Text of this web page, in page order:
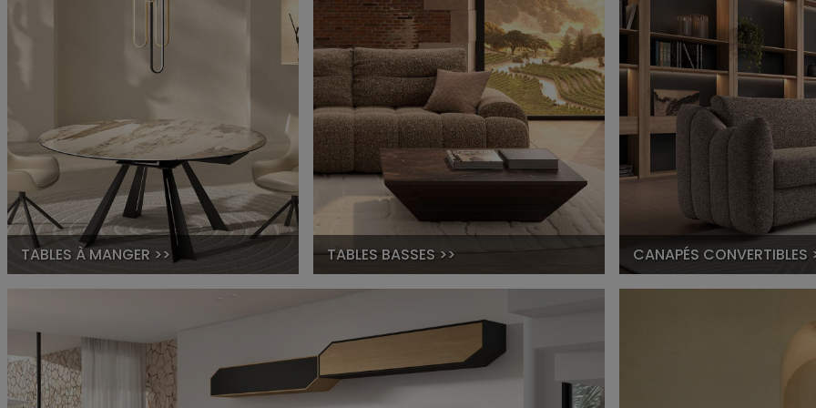
TABLES À MANGER >> TABLES BASSES >> CANAPÉS CONVERTIBLES